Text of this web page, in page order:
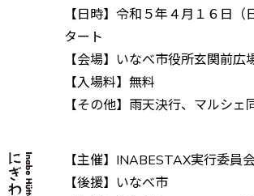
【日時】令和５年４月１６日
タート
【会場】いなべ市役所玄関前広
【入場料】無料
【その他】雨天決行、マルシェ
【主催】INABESTAX実行委員
【後援】いなべ市